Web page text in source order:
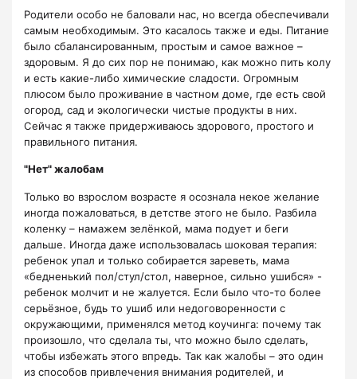
Родители особо не баловали нас, но всегда обеспечивали
самым необходимым. Это касалось также и еды. Питание
было сбалансированным, простым и самое важное –
здоровым. Я до сих пор не понимаю, как можно пить колу
и есть какие-либо химические сладости. Огромным
плюсом было проживание в частном доме, где есть свой
огород, сад и экологически чистые продукты в них.
Сейчас я также придерживаюсь здорового, простого и
правильного питания.
"Нет" жалобам
Только во взрослом возрасте я осознала некое желание
иногда пожаловаться, в детстве этого не было. Разбила
коленку – намажем зелёнкой, мама подует и беги
дальше. Иногда даже использовалась шоковая терапия:
ребенок упал и только собирается зареветь, мама
«бедненький пол/стул/стол, наверное, сильно ушибся» -
ребенок молчит и не жалуется. Если было что-то более
серьёзное, будь то ушиб или недоговоренности с
окружающими, применялся метод коучинга: почему так
произошло, что сделала ты, что можно было сделать,
чтобы избежать этого впредь. Так как жалобы – это один
из способов привлечения внимания родителей, и